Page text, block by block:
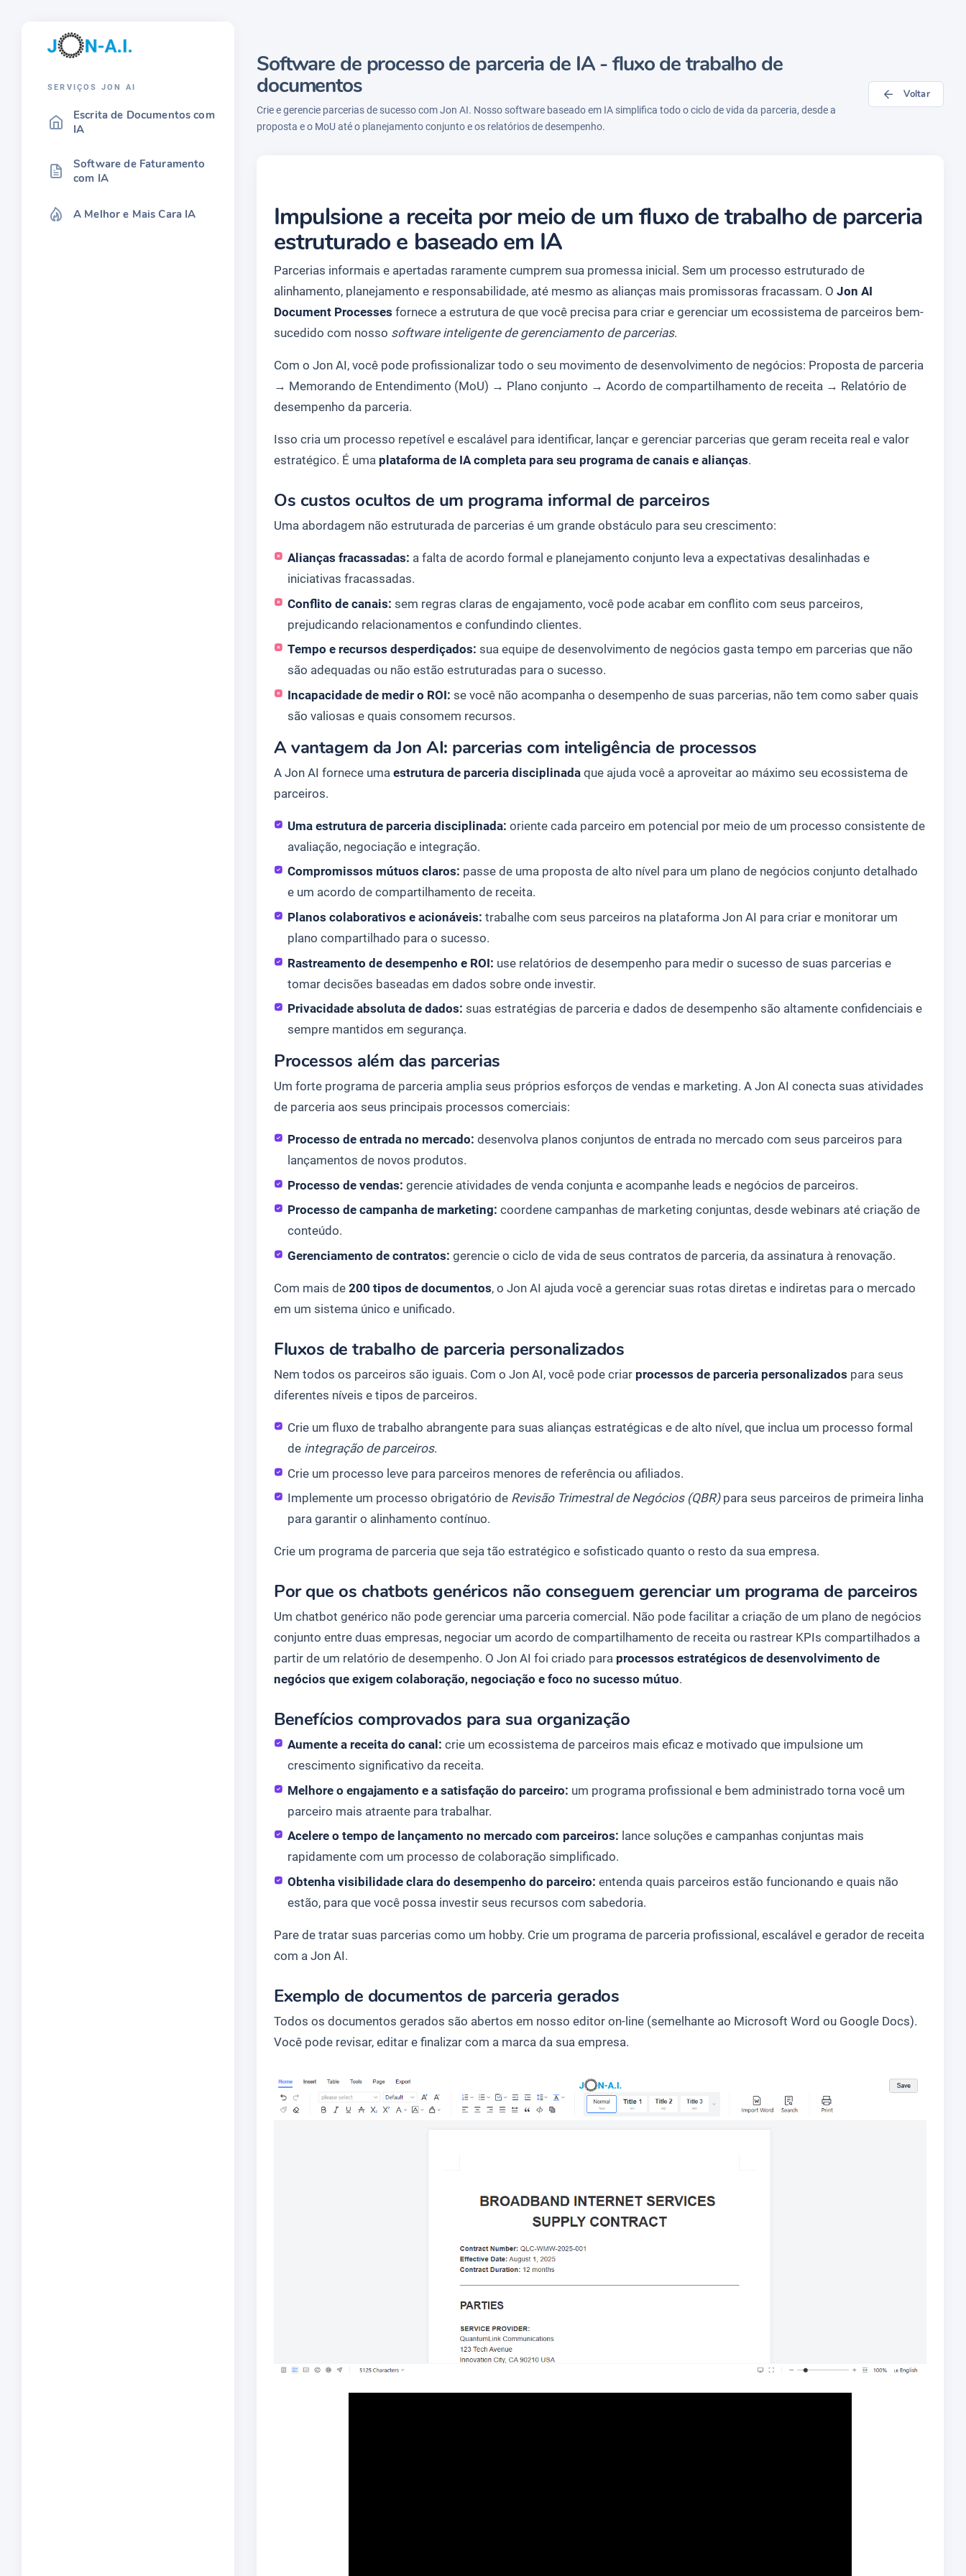
SERVIÇOS JON AI
Escrita de Documentos com
IA
Software de Faturamento
com IA
A Melhor e Mais Cara IA
Software de processo de parceria de IA - fluxo de trabalho de
documentos
Crie e gerencie parcerias de sucesso com Jon AI. Nosso software baseado em IA simplifica todo o ciclo de vida da parceria, desde a
proposta e o MoU até o planejamento conjunto e os relatórios de desempenho.
Voltar
Impulsione a receita por meio de um fluxo de trabalho de parceria
estruturado e baseado em IA
Parcerias informais e apertadas raramente cumprem sua promessa inicial. Sem um processo estruturado de
alinhamento, planejamento e responsabilidade, até mesmo as alianças mais promissoras fracassam. O Jon AI
Document Processes fornece a estrutura de que você precisa para criar e gerenciar um ecossistema de parceiros bem-
sucedido com nosso software inteligente de gerenciamento de parcerias.
Com o Jon AI, você pode profissionalizar todo o seu movimento de desenvolvimento de negócios: Proposta de parceria
→ Memorando de Entendimento (MoU) → Plano conjunto → Acordo de compartilhamento de receita → Relatório de
desempenho da parceria.
Isso cria um processo repetível e escalável para identificar, lançar e gerenciar parcerias que geram receita real e valor
estratégico. É uma plataforma de IA completa para seu programa de canais e alianças.
Os custos ocultos de um programa informal de parceiros
Uma abordagem não estruturada de parcerias é um grande obstáculo para seu crescimento:
Alianças fracassadas: a falta de acordo formal e planejamento conjunto leva a expectativas desalinhadas e
iniciativas fracassadas.
Conflito de canais: sem regras claras de engajamento, você pode acabar em conflito com seus parceiros,
prejudicando relacionamentos e confundindo clientes.
Tempo e recursos desperdiçados: sua equipe de desenvolvimento de negócios gasta tempo em parcerias que não
são adequadas ou não estão estruturadas para o sucesso.
Incapacidade de medir o ROI: se você não acompanha o desempenho de suas parcerias, não tem como saber quais
são valiosas e quais consomem recursos.
A vantagem da Jon AI: parcerias com inteligência de processos
A Jon AI fornece uma estrutura de parceria disciplinada que ajuda você a aproveitar ao máximo seu ecossistema de
parceiros.
Uma estrutura de parceria disciplinada: oriente cada parceiro em potencial por meio de um processo consistente de
avaliação, negociação e integração.
Compromissos mútuos claros: passe de uma proposta de alto nível para um plano de negócios conjunto detalhado
e um acordo de compartilhamento de receita.
Planos colaborativos e acionáveis: trabalhe com seus parceiros na plataforma Jon AI para criar e monitorar um
plano compartilhado para o sucesso.
Rastreamento de desempenho e ROI: use relatórios de desempenho para medir o sucesso de suas parcerias e
tomar decisões baseadas em dados sobre onde investir.
Privacidade absoluta de dados: suas estratégias de parceria e dados de desempenho são altamente confidenciais e
sempre mantidos em segurança.
Processos além das parcerias
Um forte programa de parceria amplia seus próprios esforços de vendas e marketing. A Jon AI conecta suas atividades
de parceria aos seus principais processos comerciais:
Processo de entrada no mercado: desenvolva planos conjuntos de entrada no mercado com seus parceiros para
lançamentos de novos produtos.
Processo de vendas: gerencie atividades de venda conjunta e acompanhe leads e negócios de parceiros.
Processo de campanha de marketing: coordene campanhas de marketing conjuntas, desde webinars até criação de
conteúdo.
Gerenciamento de contratos: gerencie o ciclo de vida de seus contratos de parceria, da assinatura à renovação.
Com mais de 200 tipos de documentos, o Jon AI ajuda você a gerenciar suas rotas diretas e indiretas para o mercado
em um sistema único e unificado.
Fluxos de trabalho de parceria personalizados
Nem todos os parceiros são iguais. Com o Jon AI, você pode criar processos de parceria personalizados para seus
diferentes níveis e tipos de parceiros.
Crie um fluxo de trabalho abrangente para suas alianças estratégicas e de alto nível, que inclua um processo formal
de integração de parceiros.
Crie um processo leve para parceiros menores de referência ou afiliados.
Implemente um processo obrigatório de Revisão Trimestral de Negócios (QBR)para seus parceiros de primeira linha
para garantir o alinhamento contínuo.
Crie um programa de parceria que seja tão estratégico e sofisticado quanto o resto da sua empresa.
Por que os chatbots genéricos não conseguem gerenciar um programa de parceiros
Um chatbot genérico não pode gerenciar uma parceria comercial. Não pode facilitar a criação de um plano de negócios
conjunto entre duas empresas, negociar um acordo de compartilhamento de receita ou rastrear KPIs compartilhados a
partir de um relatório de desempenho. O Jon AI foi criado para processos estratégicos de desenvolvimento de
negócios que exigem colaboração, negociação e foco no sucesso mútuo.
Benefícios comprovados para sua organização
Aumente a receita do canal: crie um ecossistema de parceiros mais eficaz e motivado que impulsione um
crescimento significativo da receita.
Melhore o engajamento e a satisfação do parceiro: um programa profissional e bem administrado torna você um
parceiro mais atraente para trabalhar.
Acelere o tempo de lançamento no mercado com parceiros: lance soluções e campanhas conjuntas mais
rapidamente com um processo de colaboração simplificado.
Obtenha visibilidade clara do desempenho do parceiro: entenda quais parceiros estão funcionando e quais não
estão, para que você possa investir seus recursos com sabedoria.
Pare de tratar suas parcerias como um hobby. Crie um programa de parceria profissional, escalável e gerador de receita
com a Jon AI.
Exemplo de documentos de parceria gerados
Todos os documentos gerados são abertos em nosso editor on-line (semelhante ao Microsoft Word ou Google Docs).
Você pode revisar, editar e finalizar com a marca da sua empresa.